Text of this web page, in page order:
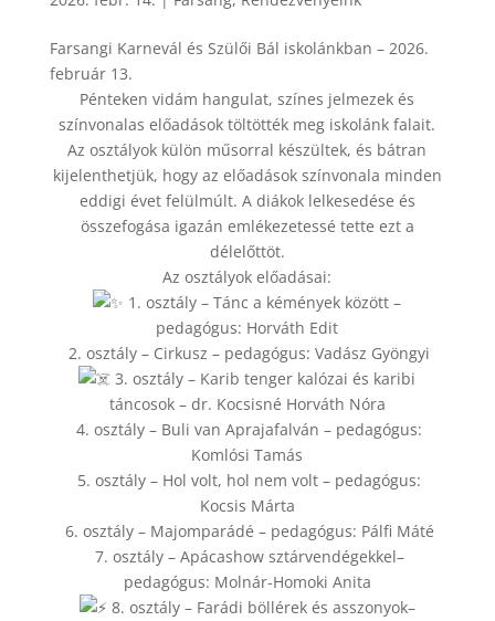
Farsangi Karnevál és Szülői Bál iskolánkban – 2026.
február 13.
Pénteken vidám hangulat, színes jelmezek és
színvonalas előadások töltötték meg iskolánk falait.
Az osztályok külön műsorral készültek, és bátran
kijelenthetjük, hogy az előadások színvonala minden
eddigi évet felülmúlt. A diákok lelkesedése és
összefogása igazán emlékezetessé tette ezt a
délelőttöt.
Az osztályok előadásai:
1. osztály – Tánc a kémények között –
pedagógus: Horváth Edit
2. osztály – Cirkusz – pedagógus: Vadász Gyöngyi
3. osztály – Karib tenger kalózai és karibi
táncosok – dr. Kocsisné Horváth Nóra
4. osztály – Buli van Aprajafalván – pedagógus:
Komlósi Tamás
5. osztály – Hol volt, hol nem volt – pedagógus:
Kocsis Márta
6. osztály – Majomparádé – pedagógus: Pálfi Máté
7. osztály – Apácashow sztárvendégekkel–
pedagógus: Molnár-Homoki Anita
8. osztály – Farádi böllérek és asszonyok–